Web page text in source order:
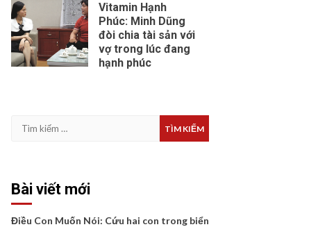
Vitamin Hạnh
Phúc: Minh Dũng
đòi chia tài sản với
vợ trong lúc đang
hạnh phúc
Tìm
Bài viết mới
Điều Con Muốn Nói: Cứu hai con trong biển